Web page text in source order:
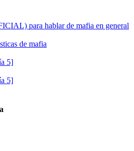
para hablar de mafia en general
de mafia
5]
5]